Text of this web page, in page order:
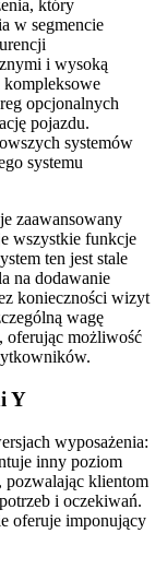
który
w segmencie
i wysoką
kompleksowe
opcjonalnych
pojazdu.
systemów
systemu
zaawansowany
wszystkie funkcje
ten jest stale
na dodawanie
konieczności wizyt
wagę
oferując możliwość
Y
wyposażenia:
inny poziom
pozwalając klientom
i oczekiwań.
oferuje imponujący